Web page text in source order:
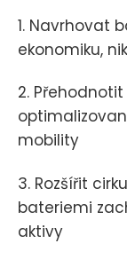
1. Navrhovat
ekonomiku,
2.
mobility
3. Rozšířit
bateriemi
aktivy